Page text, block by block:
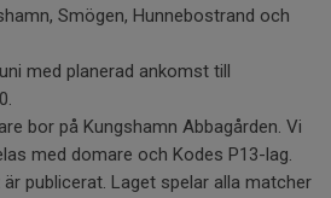
Smögen, Hunnebostrand och
med planerad ankomst till
bor på Kungshamn Abbagården. Vi
med domare och Kodes P13-lag.
publicerat. Laget spelar alla matcher